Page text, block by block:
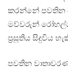
කරන්නේ පවතින
මව්වරුන්
ප්‍රසූතිය සිදුවිය
පවතින